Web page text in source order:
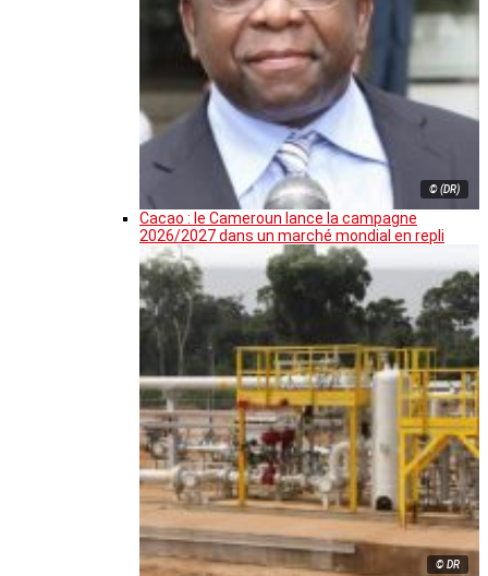
© (DR)
Cacao : le Cameroun lance la campagne
2026/2027 dans un marché mondial en repli
© DR